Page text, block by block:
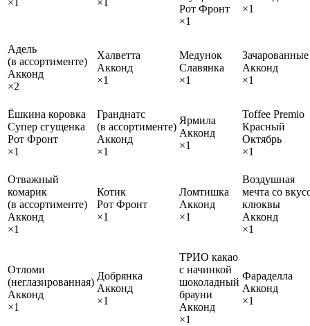
Рот Фронт
×1
×1
Адель
(в ассортименте)
Акконд
×2
Халветта
Акконд
×1
Медунок
Славянка
×1
Зачарованные
Акконд
×1
Ёшкина коровка
Супер сгущенка
Рот Фронт
×1
Гранднатс
(в ассортименте)
Акконд
×1
Ярмила
Акконд
×1
Toffee Premio
Красный
Октябрь
×1
Отважный
комарик
(в ассортименте)
Акконд
×1
Котик
Рот Фронт
×1
Ломтишка
Акконд
×1
Воздушная
мечта со
клюквы
Акконд
×1
Отломи
(неглазированная)
Акконд
×1
Добрянка
Акконд
×1
ТРИО какао
с начинкой
шоколадный
брауни
Акконд
×1
Фараделла
Акконд
×1